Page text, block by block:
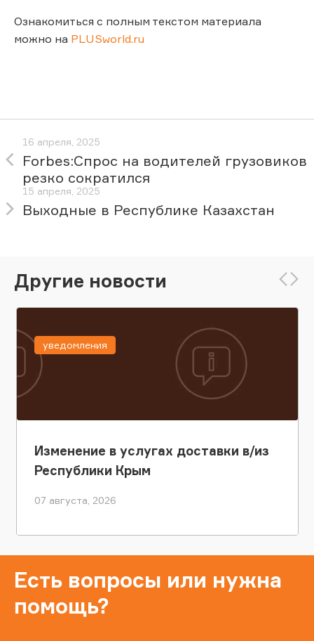
Ознакомиться с полным текстом материала
можно на PLUSworld.ru
16 апреля, 2025
Forbes:Спрос на водителей грузовиков
резко сократился
15 апреля, 2025
Выходные в Республике Казахстан
Другие новости
Изменение в услугах доставки в/из
Республики Крым
07 августа, 2026
уведомления
Есть вопросы или нужна
помощь?